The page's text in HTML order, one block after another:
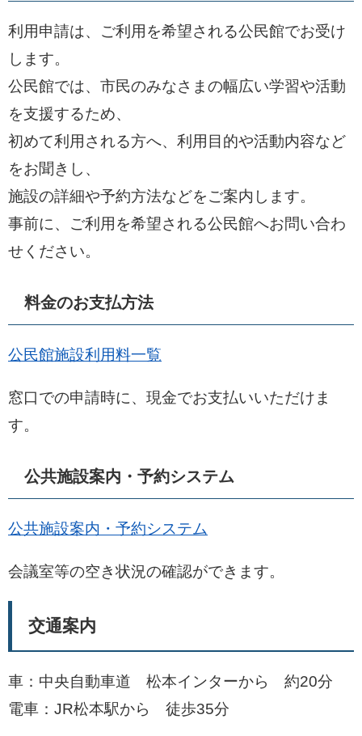
利用申請は、ご利用を希望される公民館でお受け
します。
公民館では、市民のみなさまの幅広い学習や活動
を支援するため、
初めて利用される方へ、利用目的や活動内容など
をお聞きし、
施設の詳細や予約方法などをご案内します。
事前に、ご利用を希望される公民館へお問い合わ
せください。
料金のお支払方法
公民館施設利用料一覧
窓口での申請時に、現金でお支払いいただけま
す。
公共施設案内・予約システム
公共施設案内・予約システム
会議室等の空き状況の確認ができます。
交通案内
車：中央自動車道 松本インターから 約20分
電車：JR松本駅から 徒歩35分